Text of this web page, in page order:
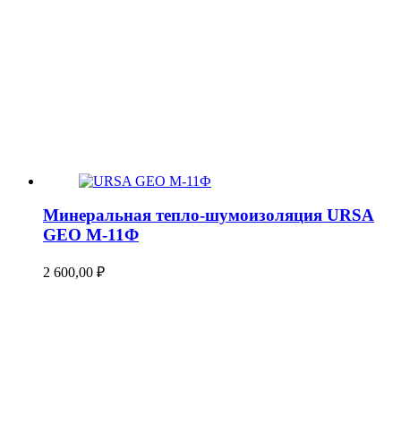
Минеральная тепло-шумоизоляция URSA
GEO М-11Ф
2 600,00 ₽